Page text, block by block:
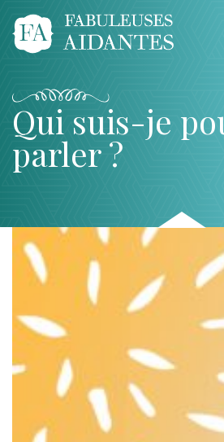
Qui suis-je
parler ?